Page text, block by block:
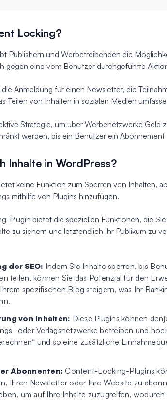
Locking?
Publishern und Werbetreibenden die
gegen eine vom Benutzer durchgeführte
Anmeldung für einen Newsletter, die
Teilen von Inhalten in sozialen Medien
Strategie, um über Werbenetzwerke Geld
werden, bis ein Benutzer ein Abonnement
Inhalte in WordPress?
keine Funktion zum Sperren von Inhalten,
mithilfe von Plugins hinzufügen.
Plugin bietet die speziellen Funktionen, die
zu sichern und letztendlich Ihr Publikum zu
der SEO: Indem Sie Inhalte sperren, bis
teilen, können Sie das Potenzial für den
spezifischen Blog steigern, was Ihr
von Inhalten: Diese Plugins können
oder Verlagsnetzwerke betreiben und
und so eine zusätzliche
Abonnenten: Content-Locking-Plugins
Ihren Newsletter oder Ihre Website zu
um auf Ihre Inhalte zuzugreifen,